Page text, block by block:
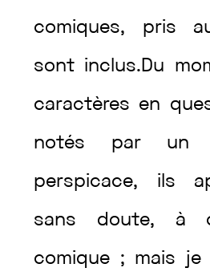
comiques, pris
sont inclus.Du
caractères en
notés par un
perspicace, ils
sans doute, à
comique ; mais je